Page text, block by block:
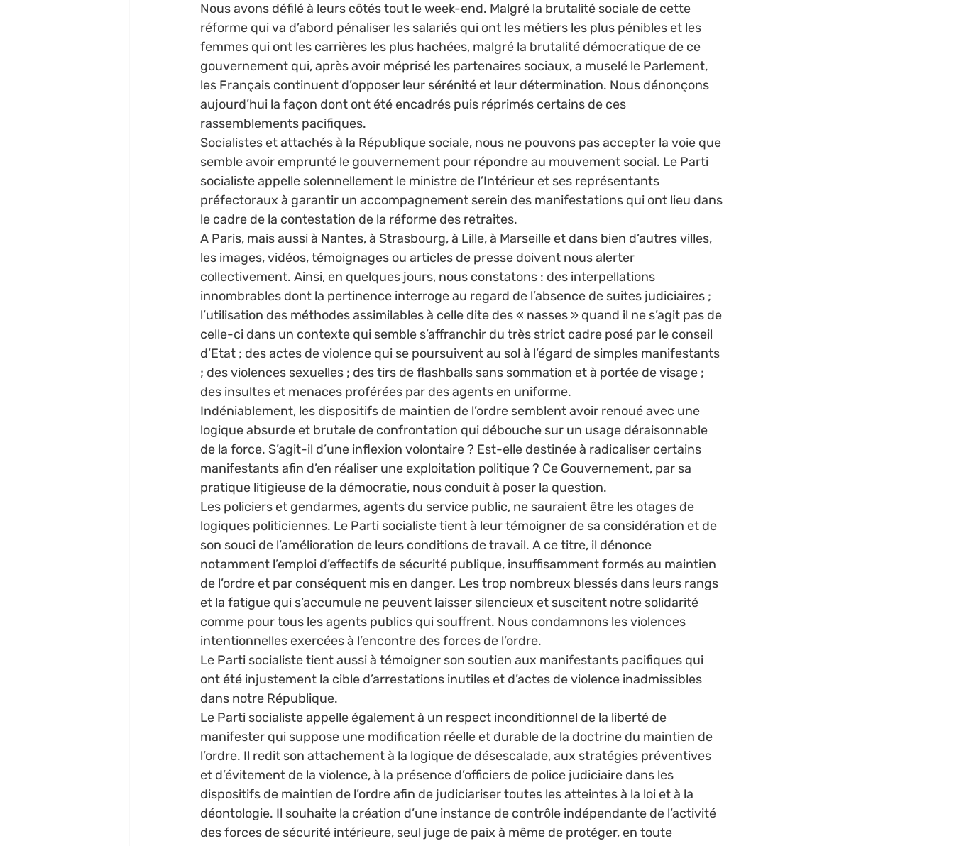
Nous avons défilé à leurs côtés tout le week-end. Malgré la brutalité sociale de cette
réforme qui va d’abord pénaliser les salariés qui ont les métiers les plus pénibles et les
femmes qui ont les carrières les plus hachées, malgré la brutalité démocratique de ce
gouvernement qui, après avoir méprisé les partenaires sociaux, a muselé le Parlement,
les Français continuent d’opposer leur sérénité et leur détermination. Nous dénonçons
aujourd’hui la façon dont ont été encadrés puis réprimés certains de ces
rassemblements pacifiques.
Socialistes et attachés à la République sociale, nous ne pouvons pas accepter la voie que
semble avoir emprunté le gouvernement pour répondre au mouvement social. Le Parti
socialiste appelle solennellement le ministre de l’Intérieur et ses représentants
préfectoraux à garantir un accompagnement serein des manifestations qui ont lieu dans
le cadre de la contestation de la réforme des retraites.
A Paris, mais aussi à Nantes, à Strasbourg, à Lille, à Marseille et dans bien d’autres villes,
les images, vidéos, témoignages ou articles de presse doivent nous alerter
collectivement. Ainsi, en quelques jours, nous constatons : des interpellations
innombrables dont la pertinence interroge au regard de l’absence de suites judiciaires ;
l’utilisation des méthodes assimilables à celle dite des « nasses » quand il ne s’agit pas de
celle-ci dans un contexte qui semble s’affranchir du très strict cadre posé par le conseil
d’Etat ; des actes de violence qui se poursuivent au sol à l’égard de simples manifestants
; des violences sexuelles ; des tirs de flashballs sans sommation et à portée de visage ;
des insultes et menaces proférées par des agents en uniforme.
Indéniablement, les dispositifs de maintien de l’ordre semblent avoir renoué avec une
logique absurde et brutale de confrontation qui débouche sur un usage déraisonnable
de la force. S’agit-il d’une inflexion volontaire ? Est-elle destinée à radicaliser certains
manifestants afin d’en réaliser une exploitation politique ? Ce Gouvernement, par sa
pratique litigieuse de la démocratie, nous conduit à poser la question.
Les policiers et gendarmes, agents du service public, ne sauraient être les otages de
logiques politiciennes. Le Parti socialiste tient à leur témoigner de sa considération et de
son souci de l’amélioration de leurs conditions de travail. A ce titre, il dénonce
notamment l’emploi d’effectifs de sécurité publique, insuffisamment formés au maintien
de l’ordre et par conséquent mis en danger. Les trop nombreux blessés dans leurs rangs
et la fatigue qui s’accumule ne peuvent laisser silencieux et suscitent notre solidarité
comme pour tous les agents publics qui souffrent. Nous condamnons les violences
intentionnelles exercées à l’encontre des forces de l’ordre.
Le Parti socialiste tient aussi à témoigner son soutien aux manifestants pacifiques qui
ont été injustement la cible d’arrestations inutiles et d’actes de violence inadmissibles
dans notre République.
Le Parti socialiste appelle également à un respect inconditionnel de la liberté de
manifester qui suppose une modification réelle et durable de la doctrine du maintien de
l’ordre. Il redit son attachement à la logique de désescalade, aux stratégies préventives
et d’évitement de la violence, à la présence d’officiers de police judiciaire dans les
dispositifs de maintien de l’ordre afin de judiciariser toutes les atteintes à la loi et à la
déontologie. Il souhaite la création d’une instance de contrôle indépendante de l’activité
des forces de sécurité intérieure, seul juge de paix à même de protéger, en toute